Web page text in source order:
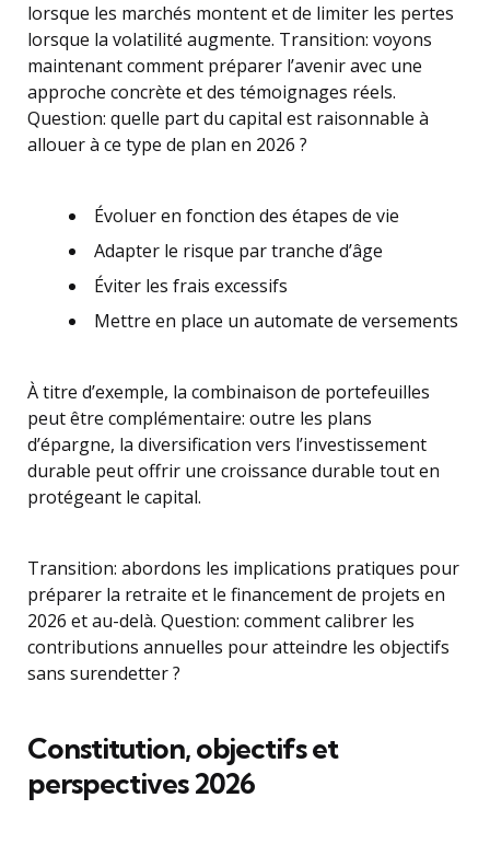
lorsque les marchés montent et de limiter les pertes
lorsque la volatilité augmente. Transition: voyons
maintenant comment préparer l’avenir avec une
approche concrète et des témoignages réels.
Question: quelle part du capital est raisonnable à
allouer à ce type de plan en 2026 ?
Évoluer en fonction des étapes de vie
Adapter le risque par tranche d’âge
Éviter les frais excessifs
Mettre en place un automate de versements
À titre d’exemple, la combinaison de portefeuilles
peut être complémentaire: outre les plans
d’épargne, la diversification vers l’investissement
durable peut offrir une croissance durable tout en
protégeant le capital.
Transition: abordons les implications pratiques pour
préparer la retraite et le financement de projets en
2026 et au-delà. Question: comment calibrer les
contributions annuelles pour atteindre les objectifs
sans surendetter ?
Constitution, objectifs et
perspectives 2026